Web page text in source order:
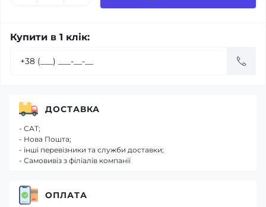
Купити в 1 клік:
ДОСТАВКА
- САТ;
- Нова Пошта;
- інші перевізники та служби доставки;
- Самовивіз з філіалів компанії
ОПЛАТА